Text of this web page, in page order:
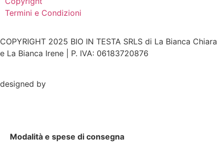
Termini e Condizioni
COPYRIGHT 2025 BIO IN TESTA SRLS di La Bianca Chiara
e La Bianca Irene | P. IVA: 06183720876
designed by
Modalità e spese di consegna